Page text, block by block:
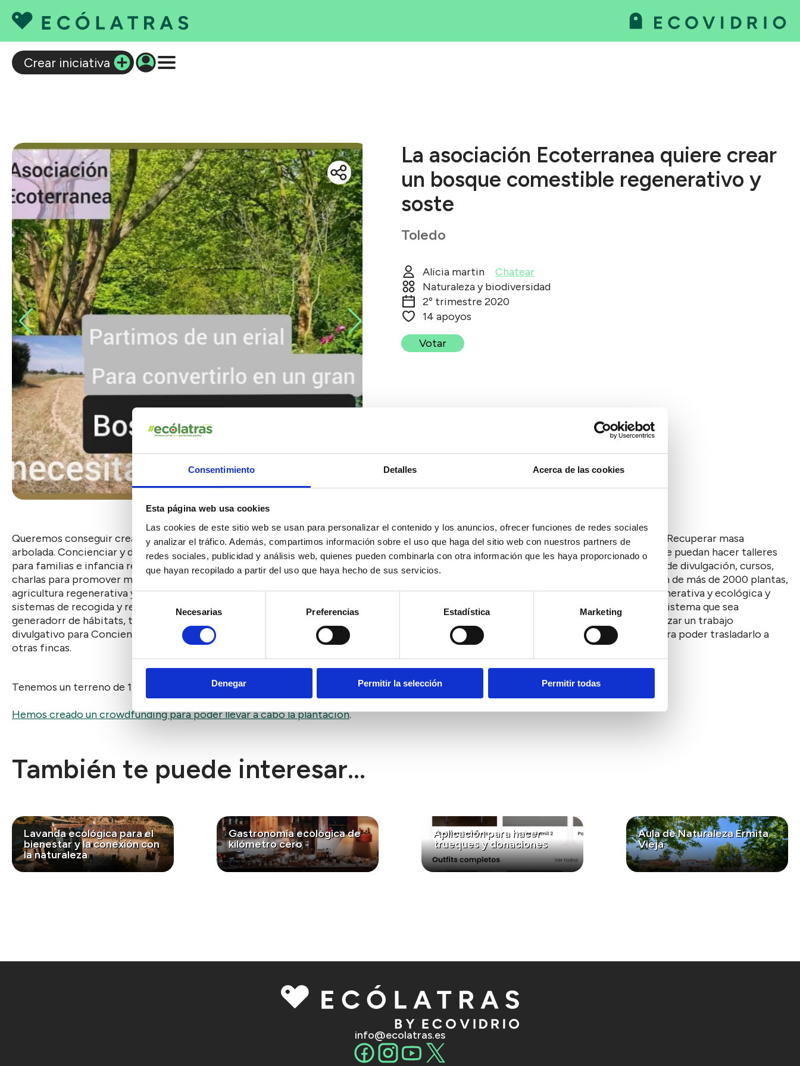
Consentimiento Detalles Acerca de las cookies
Esta página web usa cookies
Las cookies de este sitio web se usan para personalizar el contenido y los anuncios, ofrecer funciones de redes sociales
y analizar el tráfico. Además, compartimos información sobre el uso que haga del sitio web con nuestros partners de
redes sociales, publicidad y análisis web, quienes pueden combinarla con otra información que les haya proporcionado o
que hayan recopilado a partir del uso que haya hecho de sus servicios.
Selección
de
consentimiento
Necesarias Preferencias Estadística Marketing
Denegar Permitir la selección Permitir todas
Crear iniciativa
Crea tu iniciativa
Qué es EcólatrasLa asociación Ecoterranea quiere crear
un bosque comestible regenerativo y
soste
Toledo
Alicia martin
Chatear
Naturaleza y biodiversidad
2º trimestre 2020
14 apoyos
Votar
Queremos conseguir crear un ecosistema que emule el funcionamiento de un bosque, donde especies silvestres de la zona puedan vivir.. Recuperar masa
arbolada. Concienciar y divulgar para que en otras fincas también se tome este modelo productivo. Dotar de espacios naturales donde se puedan hacer talleres
para familias e infancia recuperando la necesidad de contacto con naturaleza que tiene la población en su mayor parte. Hacer una labor de divulgación, cursos,
charlas para promover modelos de producción de alimentos que no dañen el medio. Creación de un Bosque comestible con la plantación de más de 2000 plantas,
agricultura regenerativa y ecológico. Con finalidad divulgativa. Plantación de un bosque Comestible autosostenible con agricultura regenerativa y ecológica y
sistemas de recogida y retención de agua. En el espacio se crearán refugios para aves, insectos, pequeños mamíferos para crear un ecosistema que sea
generadorr de hábitats, también para especies silvestres. La finalidad del proyecto es acercar la naturaleza a población e infancia, y realizar un trabajo
divulgativo para Concienciar, también se trabajará dando a conocer distintos modelos que produzcan alimentos de forma sostenible para poder trasladarlo a
otras fincas.
Tenemos un terreno de 1.7 hectareas en Ugena (Toledo).
Hemos creado un crowdfunding para poder llevar a cabo la plantación.
También te puede interesar...
Lavanda ecológica para el
bienestar y la conexión con
la naturaleza
Gastronomía ecológica de
kilómetro cero
Aplicación para hacer
trueques y donaciones
Aula de Naturaleza Ermita
Vieja
info@ecolatras.es